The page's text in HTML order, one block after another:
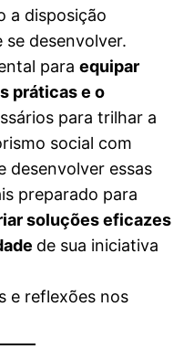
a disposição
desenvolver.
para equipar
práticas e o
para trilhar a
social com
desenvolver essas
preparado para
soluções eficazes
de sua iniciativa
e reflexões nos